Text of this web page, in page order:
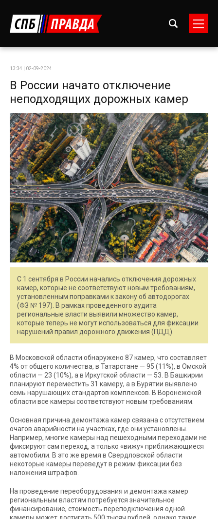
13:34 | 02-09-2024
В России начато отключение
неподходящих дорожных камер
С 1 сентября в России начались отключения дорожных
камер, которые не соответствуют новым требованиям,
установленным поправками к закону об автодорогах
(ФЗ № 197). В рамках проведенного аудита
региональные власти выявили множество камер,
которые теперь не могут использоваться для фиксации
нарушений правил дорожного движения (ПДД).
В Московской области обнаружено 87 камер, что составляет
4% от общего количества, в Татарстане — 95 (11%), в Омской
области — 23 (10%), а в Иркутской области — 53. В Башкирии
планируют переместить 31 камеру, а в Бурятии выявлено
семь нарушающих стандартов комплексов. В Воронежской
области все камеры соответствуют новым требованиям.
Основная причина демонтажа камер связана с отсутствием
очагов аварийности на участках, где они установлены.
Например, многие камеры над пешеходными переходами не
фиксируют сам переход, а только «вижу» приближающиеся
автомобили. В это же время в Свердловской области
некоторые камеры переведут в режим фиксации без
наложения штрафов.
На проведение переоборудования и демонтажа камер
региональным властям потребуется значительное
финансирование, стоимость переподключения одной
камеры может достигать 500 тысяч рублей, однако такие